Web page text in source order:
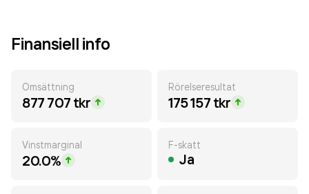
Finansiell info
Omsättning
877 707 tkr
Rörelseresultat
175 157 tkr
Vinstmarginal
20.0%
F-skatt
Ja